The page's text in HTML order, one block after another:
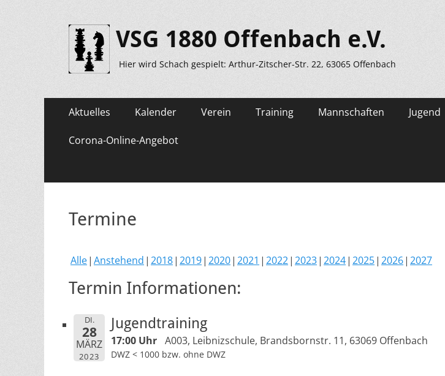
VSG 1880 Offenbach e.V.
Hier wird Schach gespielt: Arthur-Zitscher-Str. 22, 63065 Offenbach
Primäres
Zum
Inhalt
springen
Aktuelles Kalender Verein Training Mannschaften Jugend
Corona-Online-Angebot
Termine
Alle Anstehend 2018 2019 2020 2021 2022 2023 2024 2025 2026 2027
Termin Informationen:
DI.
28
MÄRZ
2023
Jugendtraining
17:00 Uhr A003, Leibnizschule, Brandsbornstr. 11, 63069 Offenbach
DWZ < 1000 bzw. ohne DWZ